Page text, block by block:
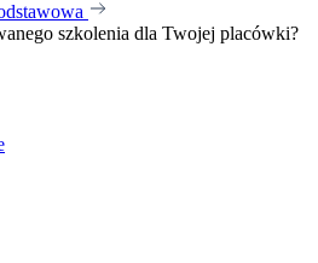
szkolenia dla Twojej placówki?